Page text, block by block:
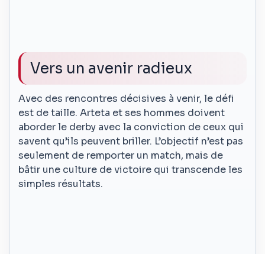
Vers un avenir radieux
Avec des rencontres décisives à venir, le défi
est de taille. Arteta et ses hommes doivent
aborder le derby avec la conviction de ceux qui
savent qu’ils peuvent briller. L’objectif n’est pas
seulement de remporter un match, mais de
bâtir une culture de victoire qui transcende les
simples résultats.